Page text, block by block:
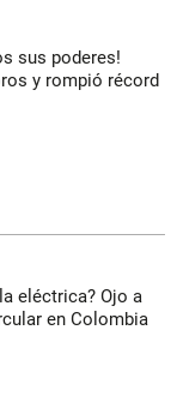
sus poderes!
y rompió récord
eléctrica? Ojo a
en Colombia